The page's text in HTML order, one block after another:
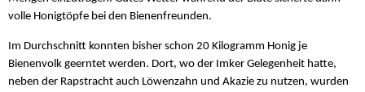
volle Honigtöpfe bei den Bienenfreunden.
Im Durchschnitt konnten bisher schon 20 Kilogramm Honig je
Bienenvolk geerntet werden. Dort, wo der Imker Gelegenheit hatte,
neben der Rapstracht auch Löwenzahn und Akazie zu nutzen, wurden